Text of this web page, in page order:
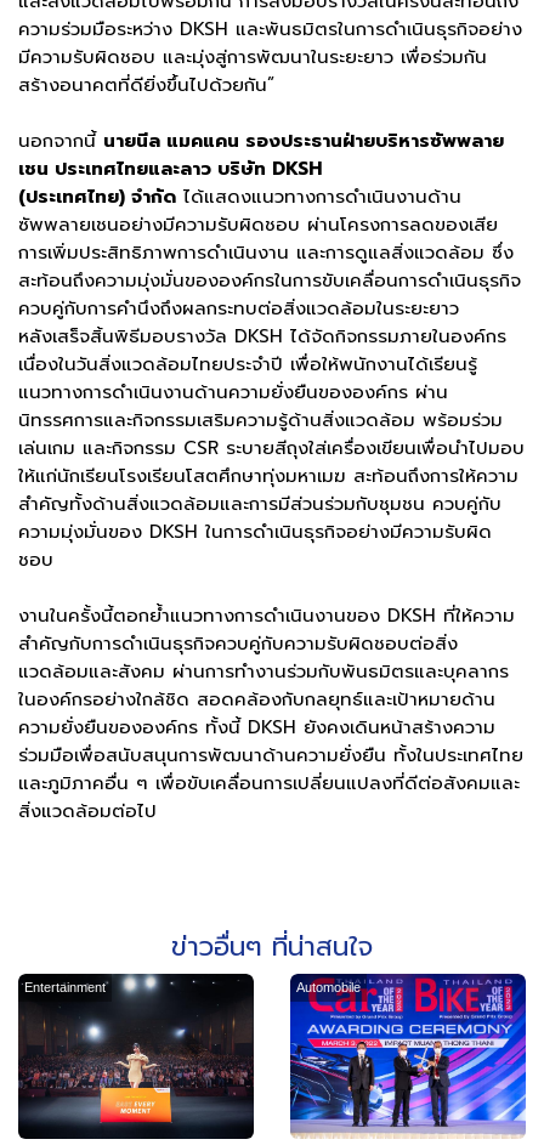
ความร่วมมือระหว่าง DKSH และพันธมิตรในการดำเนินธุรกิจอย่าง
มีความรับผิดชอบ และมุ่งสู่การพัฒนาในระยะยาว เพื่อร่วมกัน
สร้างอนาคตที่ดียิ่งขึ้นไปด้วยกัน”
นอกจากนี้ นายนีล แมคแคน รองประธานฝ่ายบริหารซัพพลาย
เชน ประเทศไทยและลาว บริษัท DKSH
(ประเทศไทย) จำกัด ได้แสดงแนวทางการดำเนินงานด้าน
ซัพพลายเชนอย่างมีความรับผิดชอบ ผ่านโครงการลดของเสีย
การเพิ่มประสิทธิภาพการดำเนินงาน และการดูแลสิ่งแวดล้อม ซึ่ง
สะท้อนถึงความมุ่งมั่นขององค์กรในการขับเคลื่อนการดำเนินธุรกิจ
ควบคู่กับการคำนึงถึงผลกระทบต่อสิ่งแวดล้อมในระยะยาว
หลังเสร็จสิ้นพิธีมอบรางวัล DKSH ได้จัดกิจกรรมภายในองค์กร
เนื่องในวันสิ่งแวดล้อมไทยประจำปี เพื่อให้พนักงานได้เรียนรู้
แนวทางการดำเนินงานด้านความยั่งยืนขององค์กร ผ่าน
นิทรรศการและกิจกรรมเสริมความรู้ด้านสิ่งแวดล้อม พร้อมร่วม
เล่นเกม และกิจกรรม CSR ระบายสีถุงใส่เครื่องเขียนเพื่อนำไปมอบ
ให้แก่นักเรียนโรงเรียนโสตศึกษาทุ่งมหาเมฆ สะท้อนถึงการให้ความ
สำคัญทั้งด้านสิ่งแวดล้อมและการมีส่วนร่วมกับชุมชน ควบคู่กับ
ความมุ่งมั่นของ DKSH ในการดำเนินธุรกิจอย่างมีความรับผิด
ชอบ
งานในครั้งนี้ตอกย้ำแนวทางการดำเนินงานของ DKSH ที่ให้ความ
สำคัญกับการดำเนินธุรกิจควบคู่กับความรับผิดชอบต่อสิ่ง
แวดล้อมและสังคม ผ่านการทำงานร่วมกับพันธมิตรและบุคลากร
ในองค์กรอย่างใกล้ชิด สอดคล้องกับกลยุทธ์และเป้าหมายด้าน
ความยั่งยืนขององค์กร ทั้งนี้ DKSH ยังคงเดินหน้าสร้างความ
ร่วมมือเพื่อสนับสนุนการพัฒนาด้านความยั่งยืน ทั้งในประเทศไทย
และภูมิภาคอื่น ๆ เพื่อขับเคลื่อนการเปลี่ยนแปลงที่ดีต่อสังคมและ
สิ่งแวดล้อมต่อไป
ข่าวอื่นๆ ที่น่าสนใจ
Entertainment Automobile